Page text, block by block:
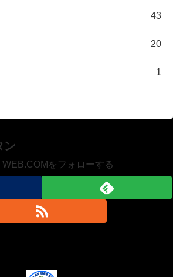
43
20
1
ン
WEB.COMをフォローする